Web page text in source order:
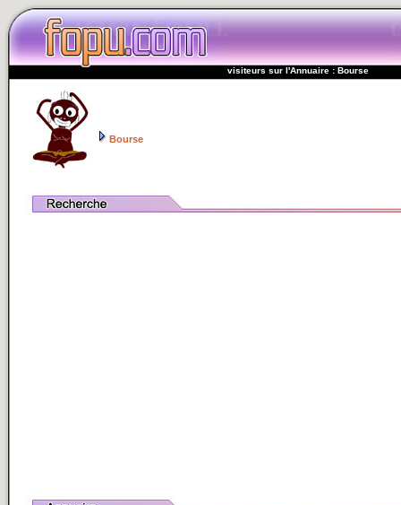
visiteurs sur l'Annuaire : Bourse
Bourse